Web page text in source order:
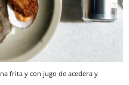
frita y con jugo de acedera y